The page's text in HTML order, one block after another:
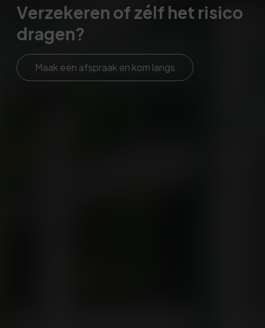
Verzekeren of zélf het risico
dragen?
Maak een afspraak en kom langs